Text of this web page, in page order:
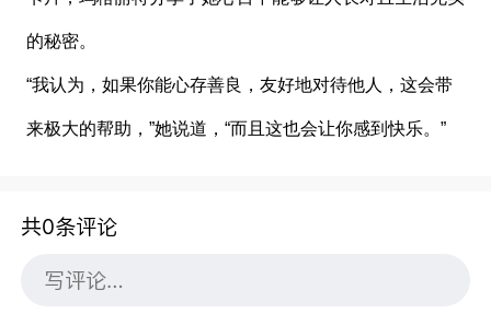
的秘密。
“我认为，如果你能心存善良，友好地对待他人，这会带
来极大的帮助，”她说道，“而且这也会让你感到快乐。”
共0条评论